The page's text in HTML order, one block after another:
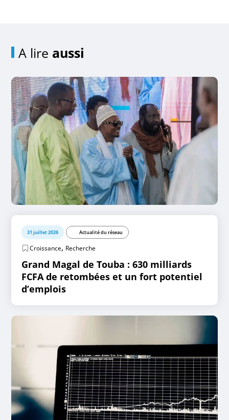
A lire aussi
31 juillet 2026 Actualité du réseau
Croissance, Recherche
Grand Magal de Touba : 630 milliards
FCFA de retombées et un fort potentiel
d’emplois